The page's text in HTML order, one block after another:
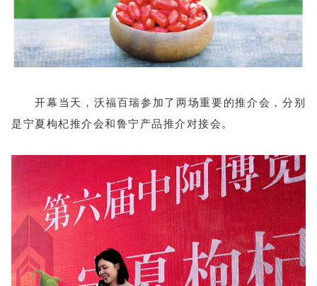
开幕当天，沃福百瑞参加了两场重要的推介会，分别
是宁夏枸杞推介会和鲁宁产品推介对接会。